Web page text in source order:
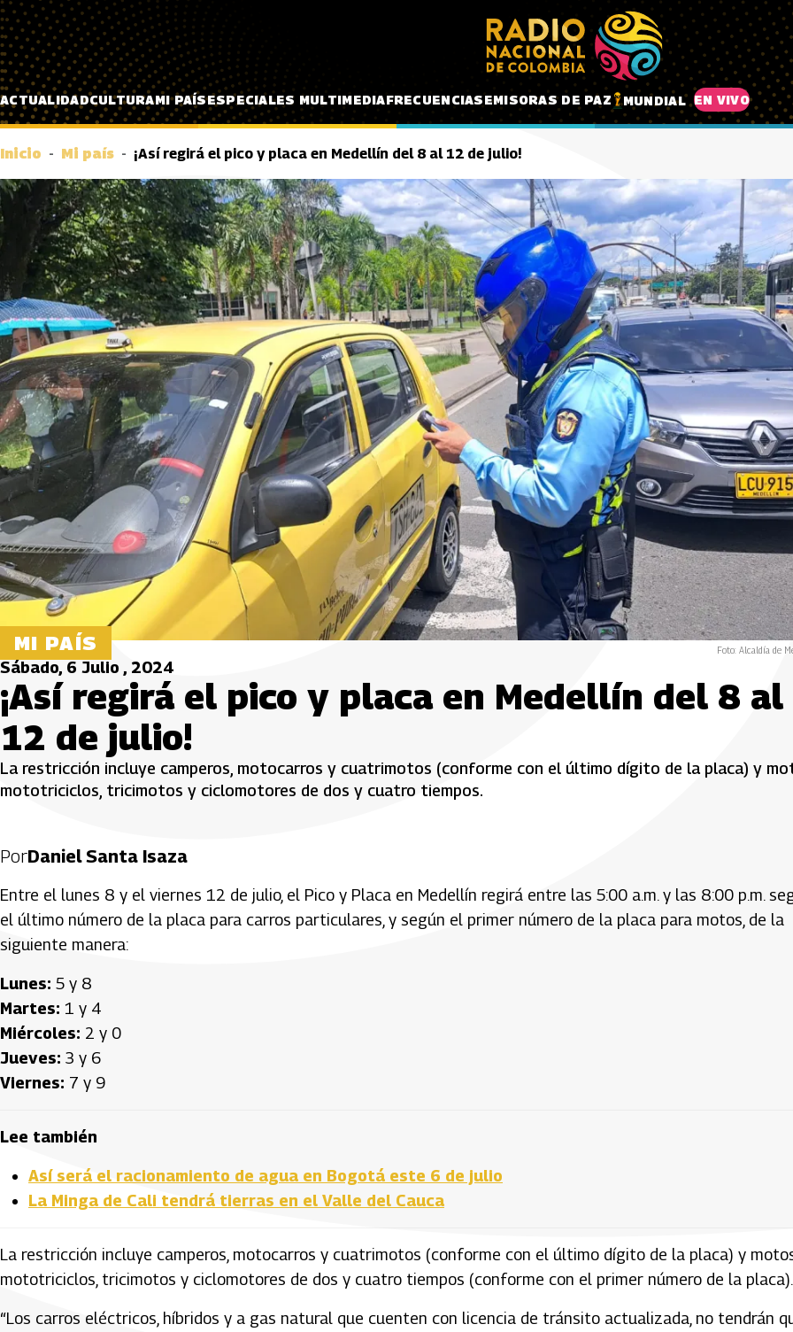
Pasar al contenido principal
ACTUALIDADCULTURAMI PAÍSESPECIALES MULTIMEDIAFRECUENCIASEMISORAS DE PAZ MUNDIAL EN VIVO
Inicio Mi país ¡Así regirá el pico y placa en Medellín del 8 al 12 de julio!
MI PAÍS Foto: Alcaldía de
Sábado, 6 Julio , 2024
¡Así regirá el pico y placa en Medellín del 8 al
12 de julio!
La restricción incluye camperos, motocarros y cuatrimotos (conforme con el último dígito de la placa) y
mototriciclos, tricimotos y ciclomotores de dos y cuatro tiempos.
PorDaniel Santa Isaza
Entre el lunes 8 y el viernes 12 de julio, el Pico y Placa en Medellín regirá entre las 5:00 a.m. y las 8:00 p.m.
el último número de la placa para carros particulares, y según el primer número de la placa para motos, de la
siguiente manera:
Lunes: 5 y 8
Martes: 1 y 4
Miércoles: 2 y 0
Jueves: 3 y 6
Viernes: 7 y 9
Lee también
Así será el racionamiento de agua en Bogotá este 6 de julio
La Minga de Cali tendrá tierras en el Valle del Cauca
La restricción incluye camperos, motocarros y cuatrimotos (conforme con el último dígito de la placa) y
mototriciclos, tricimotos y ciclomotores de dos y cuatro tiempos (conforme con el primer número de la placa).
“Los carros eléctricos, híbridos y a gas natural que cuenten con licencia de tránsito actualizada, no tendrán